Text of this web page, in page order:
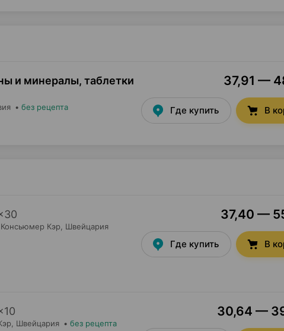
и минералы, таблетки
• без рецепта
37,91 —
Где купить В
30
Кэр , Швейцария
37,40 —
Где купить В
10
, Швейцария • без рецепта
30,64 —